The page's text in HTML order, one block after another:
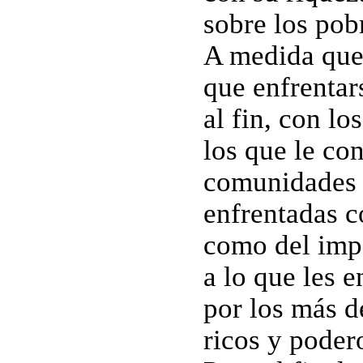
sobre los
A medida
que
al fin, con
los que le
enfrentadas
como del
a lo que les
por los más
ricos y